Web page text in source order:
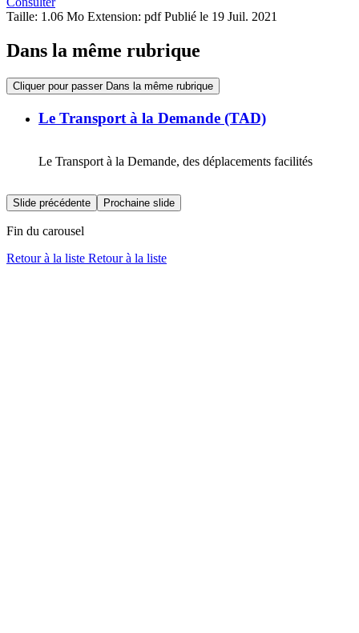
Taille: 1.06 Mo Extension: pdfPublié le 19 Juil. 2021
Dans la même rubrique
Cliquer pour passer Dans la même rubrique
Le Transport à la Demande (TAD)
Le Transport à la Demande, des déplacements facilités
Slide précédente Prochaine slide
Fin du carousel
Retour à la liste Retour à la liste